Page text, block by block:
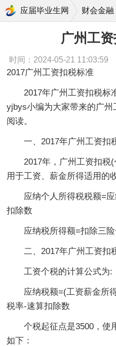
应届毕业生网 财会金融
广州工
时间：2024-05-21 11:03:59
2017广州工资扣税标准
2017年广州工资扣税标
yjbys小编为大家带来的广
阅读。
一、2017年广州工资扣
2017年，广州工资扣税(
用于工资、薪金所得适用的
应纳个人所得税税额=应
扣除数
应纳税所得额=扣除三险
二、2017年广州工资扣
工资个税的计算公式为:
应纳税额=(工资薪金所得
税率-速算扣除数
个税起征点是3500，使
如下：